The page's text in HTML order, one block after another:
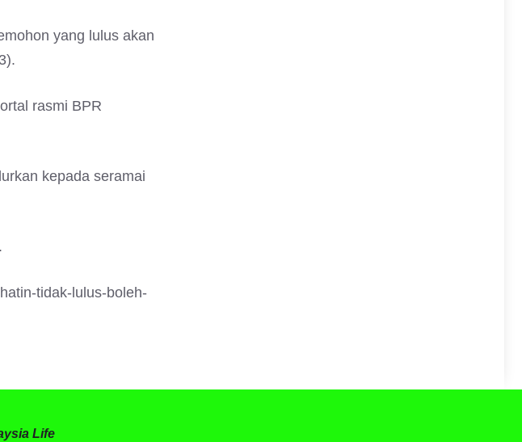
yang lulus akan
rasmi BPR
kepada seramai
tidak-lulus-boleh-
Life